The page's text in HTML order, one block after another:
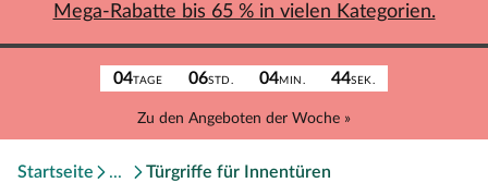
04TAGE 06STD. 04MIN. 44SEK.
Zu den Angeboten der Woche »
Mega-Rabatte bis 65 % in vielen Kategorien.
Startseite Türgriffe für Innentüren